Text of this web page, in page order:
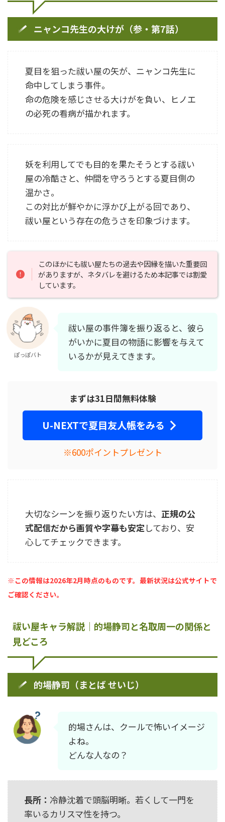
ニャンコ先生の大けが（参・第7話）
夏目を狙った祓い屋の矢が、ニャンコ先生に
命中してしまう事件。
命の危険を感じさせる大けがを負い、ヒノエ
の必死の看病が描かれます。
妖を利用してでも目的を果たそうとする祓い
屋の冷酷さと、仲間を守ろうとする夏目側の
温かさ。
この対比が鮮やかに浮かび上がる回であり、
祓い屋という存在の危うさを印象づけます。
このほかにも祓い屋たちの過去や因縁を描いた重要回
がありますが、ネタバレを避けるため本記事では割愛
しています。
ぽっぽバト
祓い屋の事件簿を振り返ると、彼ら
がいかに夏目の物語に影響を与えて
いるかが見えてきます。
まずは31日間無料体験
U-NEXTで夏目友人帳をみる
※600ポイントプレゼント
大切なシーンを振り返りたい方は、 正規の公
式配信だから画質や字幕も安定しており、安
心してチェックできます。
※この情報は2026年2月時点のものです。最新状況は公式サイトで
ご確認ください。
祓い屋キャラ解説｜的場静司と名取周一の関係と
見どころ
的場静司（まとば せいじ）
的場さんは、クールで怖いイメージ
よね。
どんな人なの？
長所： 冷静沈着で頭脳明晰。若くして一門を
率いるカリスマ性を持つ。